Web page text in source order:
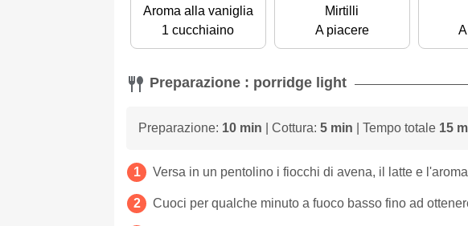
Aroma alla vaniglia
1 cucchiaino
Mirtilli
A piacere
Preparazione : porridge light
Preparazione: 10 min | Cottura: 5 min | Tempo totale 15
Versa in un pentolino i fiocchi di avena, il latte e
Cuoci per qualche minuto a fuoco basso fino ad